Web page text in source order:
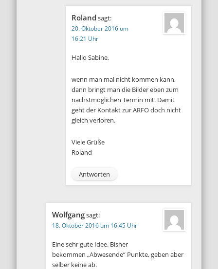
Roland sagt:
20. Oktober 2016 um
16:21 Uhr
Hallo Sabine,
wenn man mal nicht kommen kann,
dann bringt man die Bilder eben zum
nächstmöglichen Termin mit. Damit
geht der Kontakt zur ARFO doch nicht
gleich verloren.
Viele Grüße
Roland
Antworten
Wolfgangsagt:
18. Oktober 2016 um 16:45 Uhr
Eine sehr gute Idee. Bisher
bekommen „Abwesende“ Punkte, geben aber
selber keine ab.